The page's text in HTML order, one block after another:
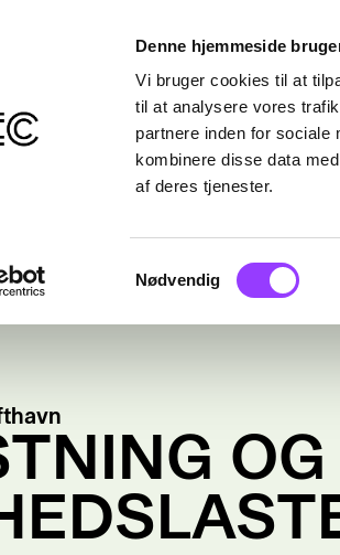
Denne hjemmeside
Vi bruger cookies til at
til at analysere vores
partnere inden for sociale
kombinere disse data
af deres tjenester.
Samtykkevalg
Nødvendig